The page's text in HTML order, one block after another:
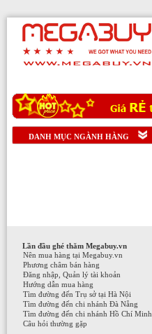
DANH MỤC NGÀNH HÀNG
Lần đầu ghé thăm Megabuy.vn
Nên mua hàng tại Megabuy.vn
Phương châm bán hàng
Đăng nhập, Quản lý tài khoản
Hướng dẫn mua hàng
Tìm đường đến Trụ sở tại Hà Nội
Tìm đường đến chi nhánh Đà Nẵng
Tìm đường đến chi nhánh Hồ Chí Minh
Câu hỏi thường gặp